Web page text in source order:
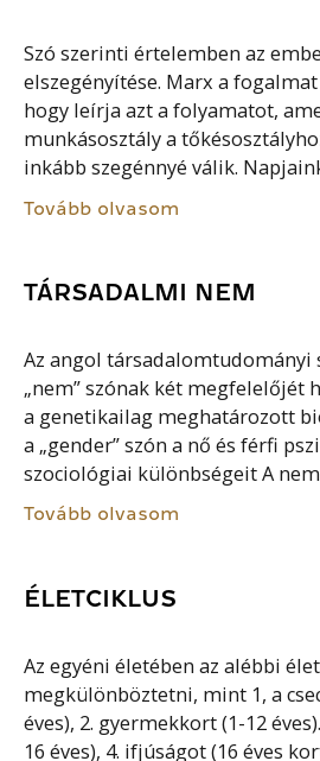
Szó szerinti értelemben az
elszegényítése. Marx a
hogy leírja azt a folyamatot,
munkásosztály a
inkább szegénnyé válik.
Tovább olvasom
TÁRSADALMI NEM
Az angol társadalomtudományi
„nem” szónak két megfelelőjét
a genetikailag meghatározott
a „gender” szón a nő és férfi
szociológiai különbségeit A
Tovább olvasom
ÉLETCIKLUS
Az egyéni életében az alébbi
megkülönböztetni, mint 1, a
éves), 2. gyermekkort (1-12
16 éves), 4. ifjúságot (16 éves